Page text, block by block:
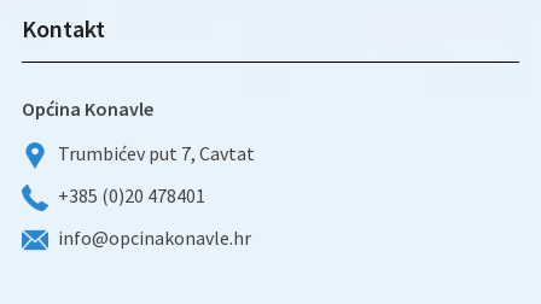
Kontakt
Općina Konavle
Trumbićev put 7, Cavtat
+385 (0)20 478401
info@opcinakonavle.hr